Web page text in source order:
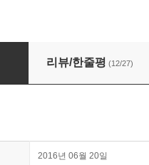
리뷰/한줄평 (12/27)
2016년 06월 20일